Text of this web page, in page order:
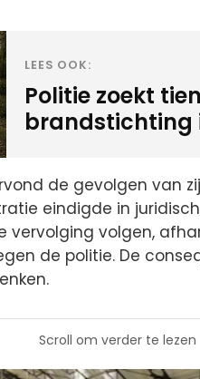
LEES OOK:
Politie zoekt
brandstichting
de gevolgen van
eindigde in
vervolging volgen,
de politie. De
Scroll om verder te lezen